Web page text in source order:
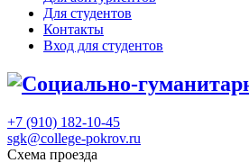
Для студентов
Контакты
Вход для студентов
+7 (910) 182-10-45
sgk@college-pokrov.ru
Схема проезда